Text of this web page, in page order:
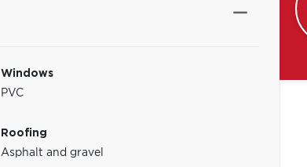
Windows
PVC
Roofing
Asphalt and gravel